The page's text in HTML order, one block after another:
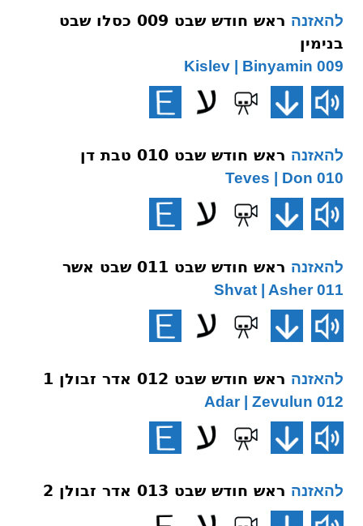
להאזנה
ראש חודש שבט 009 כסלו שבט
בנימין
009 Kislev | Binyamin
להאזנה ראש חודש שבט 010 טבת דן
010 Teves | Don
להאזנה ראש חודש שבט 011 שבט אשר
011 Shvat | Asher
להאזנה ראש חודש שבט 012 אדר זבולן 1
012 Adar | Zevulun
להאזנה ראש חודש שבט 013 אדר זבולן 2